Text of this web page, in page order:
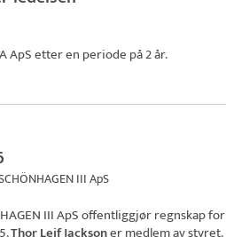
ApSetter en periode på 2 år.
III ApS
III ApSoffentliggjør regnskap for